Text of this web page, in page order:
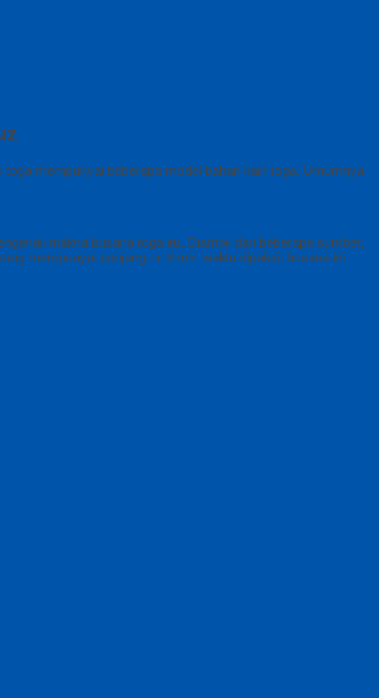
mempunyai beberapa model bahan kain toga. Umumnya
makna busana toga itu. Diambil dari beberapa sumber,
mempunyai panjang -+ 6 mtr. waktu dipakai, busana ini